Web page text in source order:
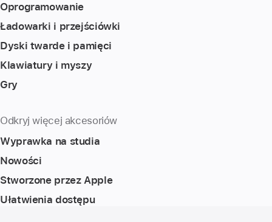
Oprogramowanie
Ładowarki i przejściówki
Dyski twarde i pamięci
Klawiatury i myszy
Gry
Odkryj więcej akcesoriów
Wyprawka na studia
Nowości
Stworzone przez Apple
Ułatwienia dostępu